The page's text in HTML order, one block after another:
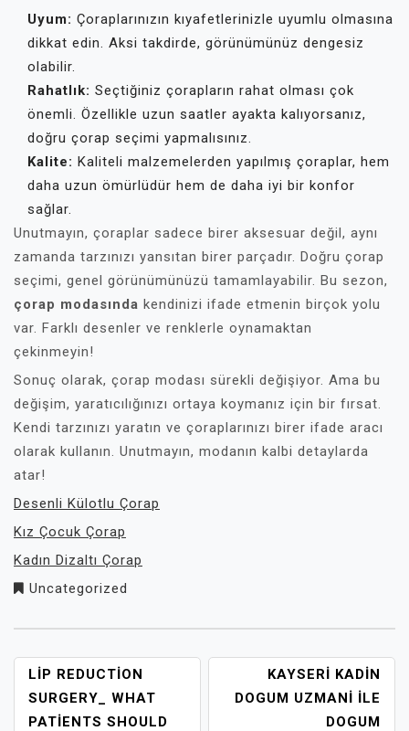
Uyum: Çoraplarınızın kıyafetlerinizle uyumlu olmasına
dikkat edin. Aksi takdirde, görünümünüz dengesiz
olabilir.
Rahatlık: Seçtiğiniz çorapların rahat olması çok
önemli. Özellikle uzun saatler ayakta kalıyorsanız,
doğru çorap seçimi yapmalısınız.
Kalite: Kaliteli malzemelerden yapılmış çoraplar, hem
daha uzun ömürlüdür hem de daha iyi bir konfor
sağlar.
Unutmayın, çoraplar sadece birer aksesuar değil, aynı
zamanda tarzınızı yansıtan birer parçadır. Doğru çorap
seçimi, genel görünümünüzü tamamlayabilir. Bu sezon,
çorap modasında kendinizi ifade etmenin birçok yolu
var. Farklı desenler ve renklerle oynamaktan
çekinmeyin!
Sonuç olarak, çorap modası sürekli değişiyor. Ama bu
değişim, yaratıcılığınızı ortaya koymanız için bir fırsat.
Kendi tarzınızı yaratın ve çoraplarınızı birer ifade aracı
olarak kullanın. Unutmayın, modanın kalbi detaylarda
atar!
Desenli Külotlu Çorap
Kız Çocuk Çorap
Kadın Dizaltı Çorap
Uncategorized
YAZI
GEZINMESI
LIP REDUCTION
SURGERY_ WHAT
PATIENTS SHOULD
KAYSERI KADIN
DOGUM UZMANI İLE
DOGUM